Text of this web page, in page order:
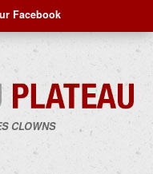
Facebook
CLOWNS